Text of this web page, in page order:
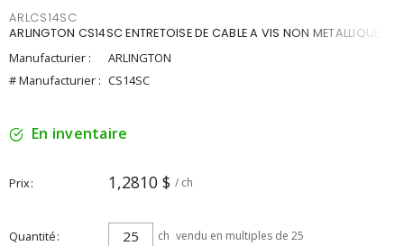
ARLCS14SC
ARLINGTON CS14SC ENTRETOISE DE CABLE A VIS NON METALLIQUE
Manufacturier :
ARLINGTON
# Manufacturier : CS14SC
En inventaire
Prix 1,2810 $ / ch
Quantité ch vendu en multiples de 25